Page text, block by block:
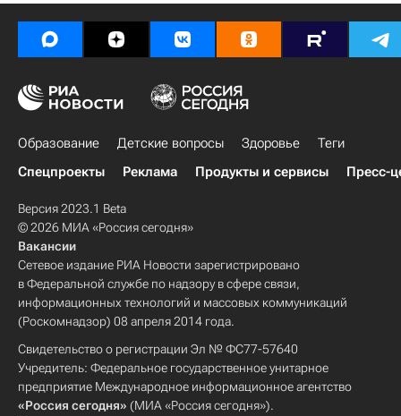
Образование Детские вопросы Здоровье
Теги
Спецпроекты
Реклама Продукты и сервисы Пресс-
Версия 2023.1 Beta
© 2026 МИА «Россия сегодня»
Вакансии
Сетевое издание РИА Новости зарегистрировано
в Федеральной службе по надзору в сфере связи,
информационных технологий и массовых коммуникаций
(Роскомнадзор) 08 апреля 2014 года.
Свидетельство о регистрации Эл № ФС77-57640
Учредитель: Федеральное государственное унитарное
предприятие Международное информационное агентство
«Россия сегодня» (МИА «Россия сегодня»).